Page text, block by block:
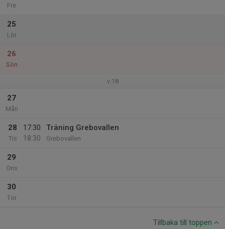
Fre
25
Lör
26
Sön
v.18
27
Mån
28
Tis
17:30
18:30
Träning Grebovallen
Grebovallen
29
Ons
30
Tor
Tillbaka till toppen